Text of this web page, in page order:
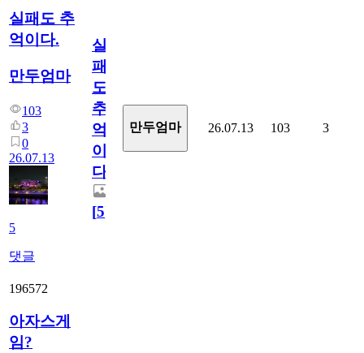
실패도 추
억이다.
만두엄마
103
3
0
26.07.13
5
댓글
실
패
도
추
억
이
다.
[5]
만두엄마 26.07.13 103 3
196572
아자스게
임?